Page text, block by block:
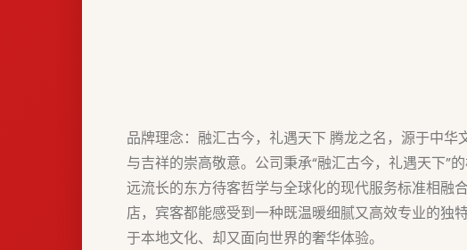
品牌理念：融汇古今，礼遇天下 腾龙之名，源于中华
与吉祥的崇高敬意。公司秉承“融汇古今，礼遇天下”
远流长的东方待客哲学与全球化的现代服务标准相融
店，宾客都能感受到一种既温暖细腻又高效专业的独
于本地文化、却又面向世界的奢华体验。